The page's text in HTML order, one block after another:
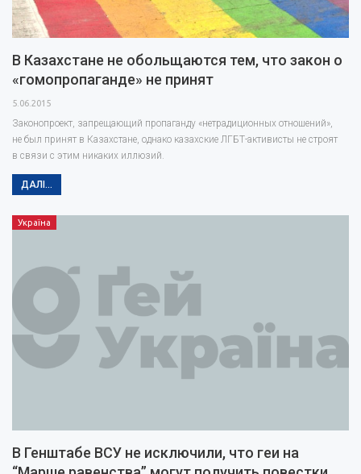
В Казахстане не обольщаются тем, что закон о
«гомопропаганде» не принят
5.06.2015
Законопроект, запрещающий пропаганду «нетрадиционных отношений»,
не был принят в Казахстане, однако казахские ЛГБТ-активисты не строят
в связи с этим никаких иллюзий.
ДАЛІ...
Україна
В Генштабе ВСУ не исключили, что геи на